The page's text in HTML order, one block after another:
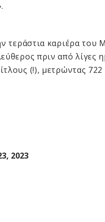
τεράστια καριέρα του
πριν από λίγες
(!), μετρώντας
2023